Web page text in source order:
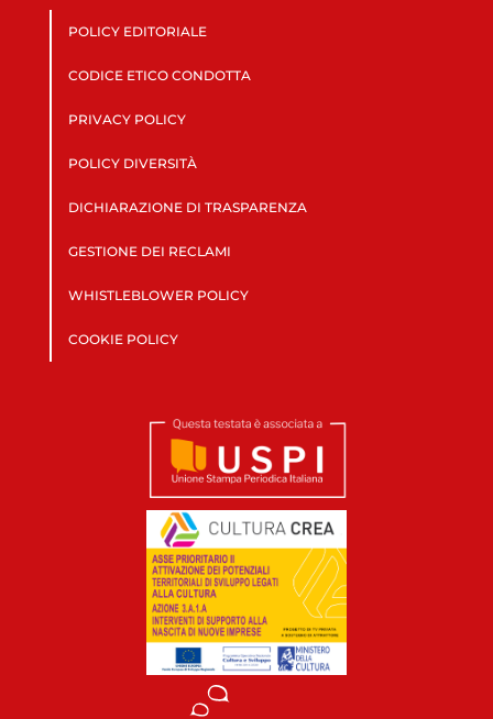
POLICY EDITORIALE
CODICE ETICO CONDOTTA
PRIVACY POLICY
POLICY DIVERSITÀ
DICHIARAZIONE DI TRASPARENZA
GESTIONE DEI RECLAMI
WHISTLEBLOWER POLICY
COOKIE POLICY